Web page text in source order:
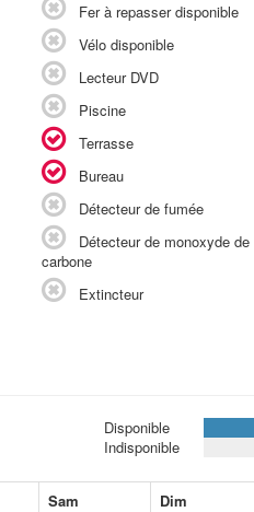
Fer à repasser disponible
Vélo disponible
Lecteur DVD
Piscine
Terrasse
Bureau
Détecteur de fumée
Détecteur de monoxyde de
carbone
Extincteur
Disponible
Indisponible
Sam
Dim